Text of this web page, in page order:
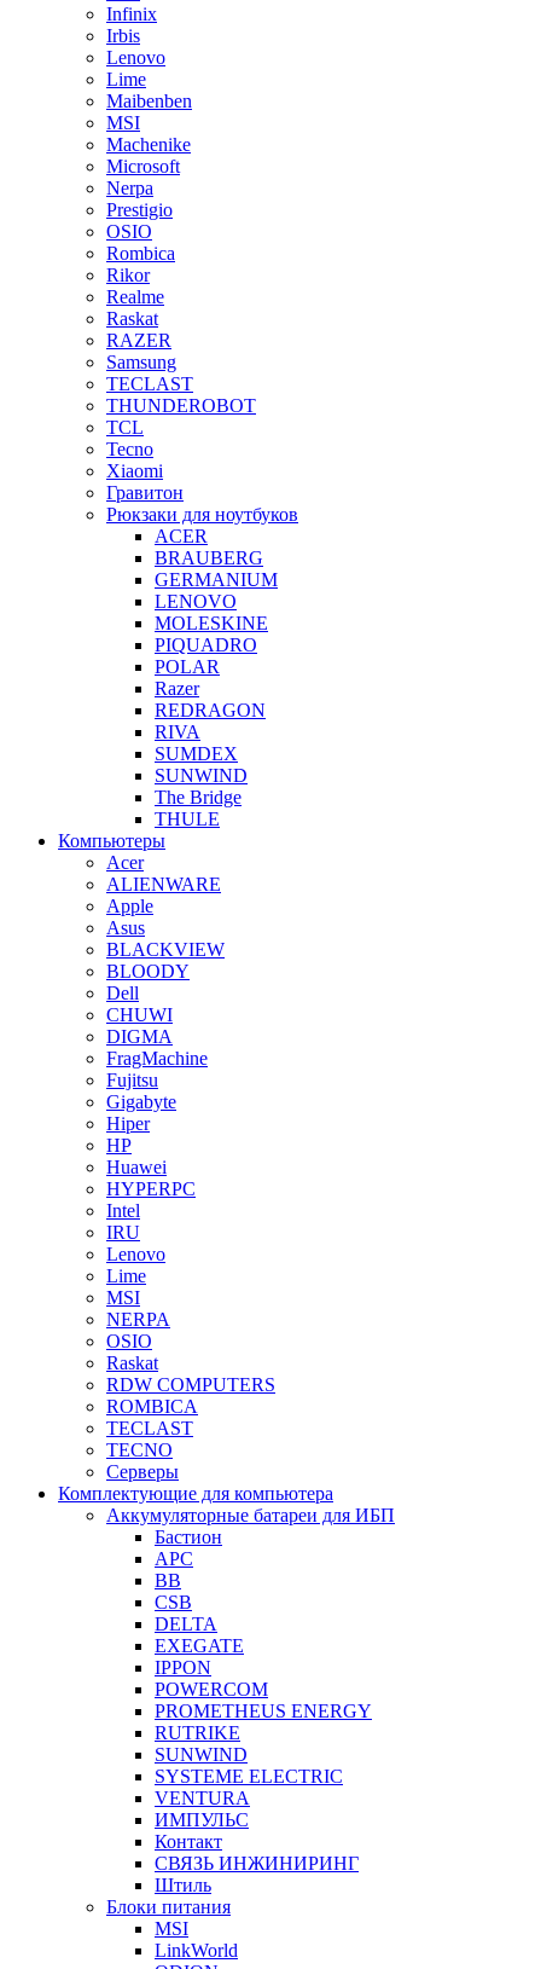
Infinix
Irbis
Lenovo
Lime
Maibenben
MSI
Machenike
Microsoft
Nerpa
Prestigio
OSIO
Rombica
Rikor
Realme
Raskat
RAZER
Samsung
TECLAST
THUNDEROBOT
TCL
Tecno
Xiaomi
Гравитон
Рюкзаки для ноутбуков
ACER
BRAUBERG
GERMANIUM
LENOVO
MOLESKINE
PIQUADRO
POLAR
Razer
REDRAGON
RIVA
SUMDEX
SUNWIND
The Bridge
THULE
Компьютеры
Acer
ALIENWARE
Apple
Asus
BLACKVIEW
BLOODY
Dell
CHUWI
DIGMA
FragMachine
Fujitsu
Gigabyte
Hiper
HP
Huawei
HYPERPC
Intel
IRU
Lenovo
Lime
MSI
NERPA
OSIO
Raskat
RDW COMPUTERS
ROMBICA
TECLAST
TECNO
Серверы
Комплектующие для компьютера
Аккумуляторные батареи для ИБП
Бастион
APC
BB
CSB
DELTA
EXEGATE
IPPON
POWERCOM
PROMETHEUS ENERGY
RUTRIKE
SUNWIND
SYSTEME ELECTRIC
VENTURA
ИМПУЛЬС
Контакт
СВЯЗЬ ИНЖИНИРИНГ
Штиль
Блоки питания
MSI
LinkWorld